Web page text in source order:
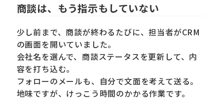
商談は、もう指示もしていない
少し前まで、商談が終わるたびに、担当者がCRM
の画面を開いていました。
会社名を選んで、商談ステータスを更新して、内
容を打ち込む。
フォローのメールも、自分で文面を考えて送る。
地味ですが、けっこう時間のかかる作業です。